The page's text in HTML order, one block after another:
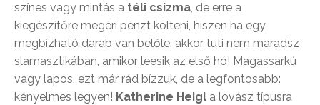
színes vagy mintás a téli csizma, de erre a
kiegészítőre megéri pénzt költeni, hiszen ha egy
megbízható darab van belőle, akkor tuti nem maradsz
slamasztikában, amikor leesik az első hó! Magassarkú
vagy lapos, ezt már rád bízzuk, de a legfontosabb:
kényelmes legyen! Katherine Heigl a lovász típusra